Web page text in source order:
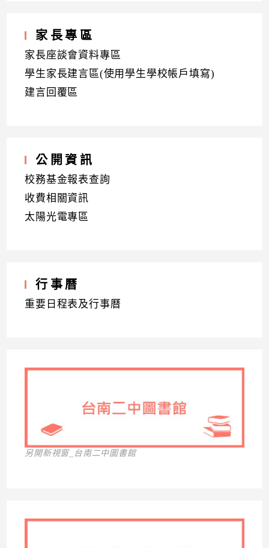
家長專區
家長座談會資料專區
學生家長建言區(使用學生學校帳戶填寫)
建言回覆區
公開資訊
校務基金報表查詢
收費相關資訊
太陽光電專區
行事曆
重要日程表及行事曆
另開新視窗_台南二中圖書館